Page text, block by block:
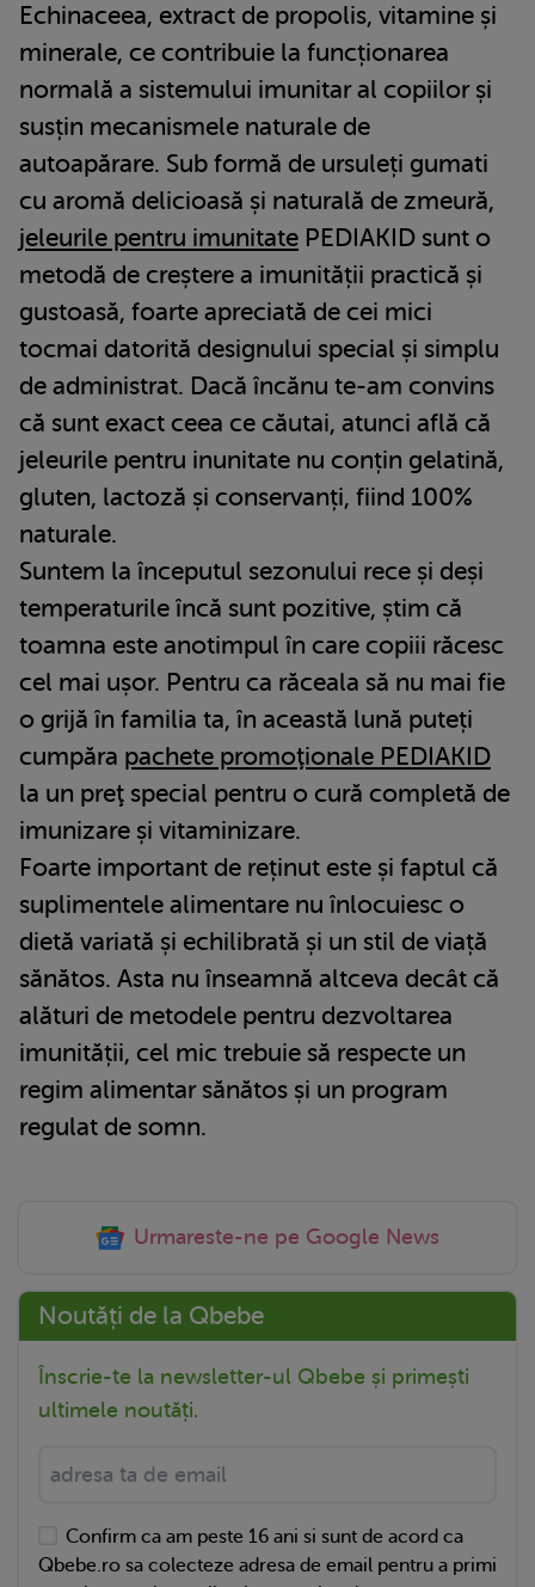
Echinaceea, extract de propolis, vitamine și
minerale, ce contribuie la funcționarea
normală a sistemului imunitar al copiilor și
susțin mecanismele naturale de
autoapărare. Sub formă de ursuleți gumati
cu aromă delicioasă și naturală de zmeură,
jeleurile pentru imunitate PEDIAKID sunt o
metodă de creștere a imunității practică și
gustoasă, foarte apreciată de cei mici
tocmai datorită designului special și simplu
de administrat. Dacă încănu te-am convins
că sunt exact ceea ce căutai, atunci află că
jeleurile pentru inunitate nu conțin gelatină,
gluten, lactoză și conservanți, fiind 100%
naturale.
Suntem la începutul sezonului rece și deși
temperaturile încă sunt pozitive, știm că
toamna este anotimpul în care copiii răcesc
cel mai ușor. Pentru ca răceala să nu mai fie
o grijă în familia ta, în această lună puteți
cumpăra pachete promoţionale PEDIAKID
la un preţ special pentru o cură completă de
imunizare și vitaminizare.
Foarte important de reținut este și faptul că
suplimentele alimentare nu înlocuiesc o
dietă variată și echilibrată și un stil de viață
sănătos. Asta nu înseamnă altceva decât că
alături de metodele pentru dezvoltarea
imunității, cel mic trebuie să respecte un
regim alimentar sănătos și un program
regulat de somn.
Urmareste-ne pe Google News
Noutăți de la Qbebe
Înscrie-te la newsletter-ul Qbebe și primești
ultimele noutăți.
Confirm ca am peste 16 ani si sunt de acord ca
Qbebe.ro sa colecteze adresa de email pentru a primi